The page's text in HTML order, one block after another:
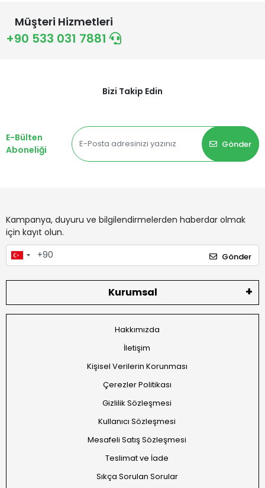
Müşteri Hizmetleri
+90 533 031 7881
Bizi Takip Edin
E-Bülten
Aboneliği
Gönder
Kampanya, duyuru ve bilgilendirmelerden haberdar olmak
için kayıt olun.
Gönder
Kurumsal
Hakkımızda
İletişim
Kişisel Verilerin Korunması
Çerezler Politikası
Gizlilik Sözleşmesi
Kullanıcı Sözleşmesi
Mesafeli Satış Sözleşmesi
Teslimat ve İade
Sıkça Sorulan Sorular